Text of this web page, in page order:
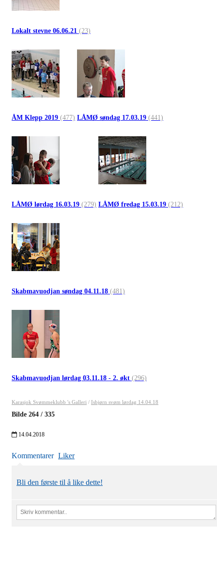
Lokalt stevne 06.06.21 (23)
ÅM Klepp 2019 (477) LÅMØ søndag 17.03.19 (441)
LÅMØ lørdag 16.03.19 (279) LÅMØ fredag 15.03.19 (212)
Skabmavuodjan søndag 04.11.18 (481)
Skabmavuodjan lørdag 03.11.18 - 2. økt (296)
Karasjok Svømmeklubb 's Galleri / Isbjørn svøm lørdag 14.04.18
Bilde 264 / 335
14.04.2018
Kommentarer Liker
Bli den første til å like dette!